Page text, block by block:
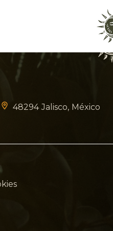
48294 Jalisco México